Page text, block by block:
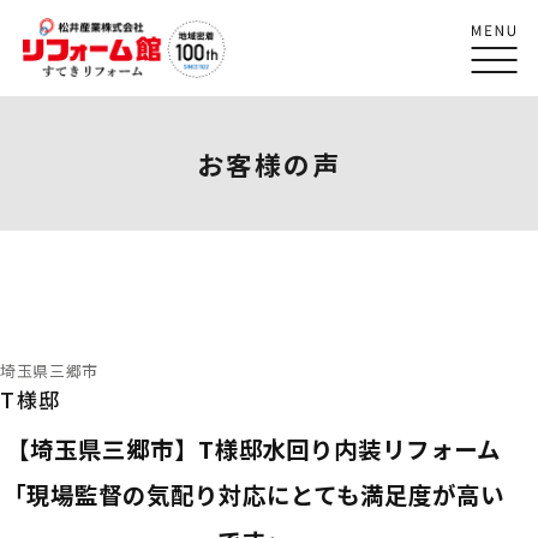
お客様の声
埼玉県三郷市
T様邸
【埼玉県三郷市】T様邸水回り内装リフォーム
「現場監督の気配り対応にとても満足度が高い